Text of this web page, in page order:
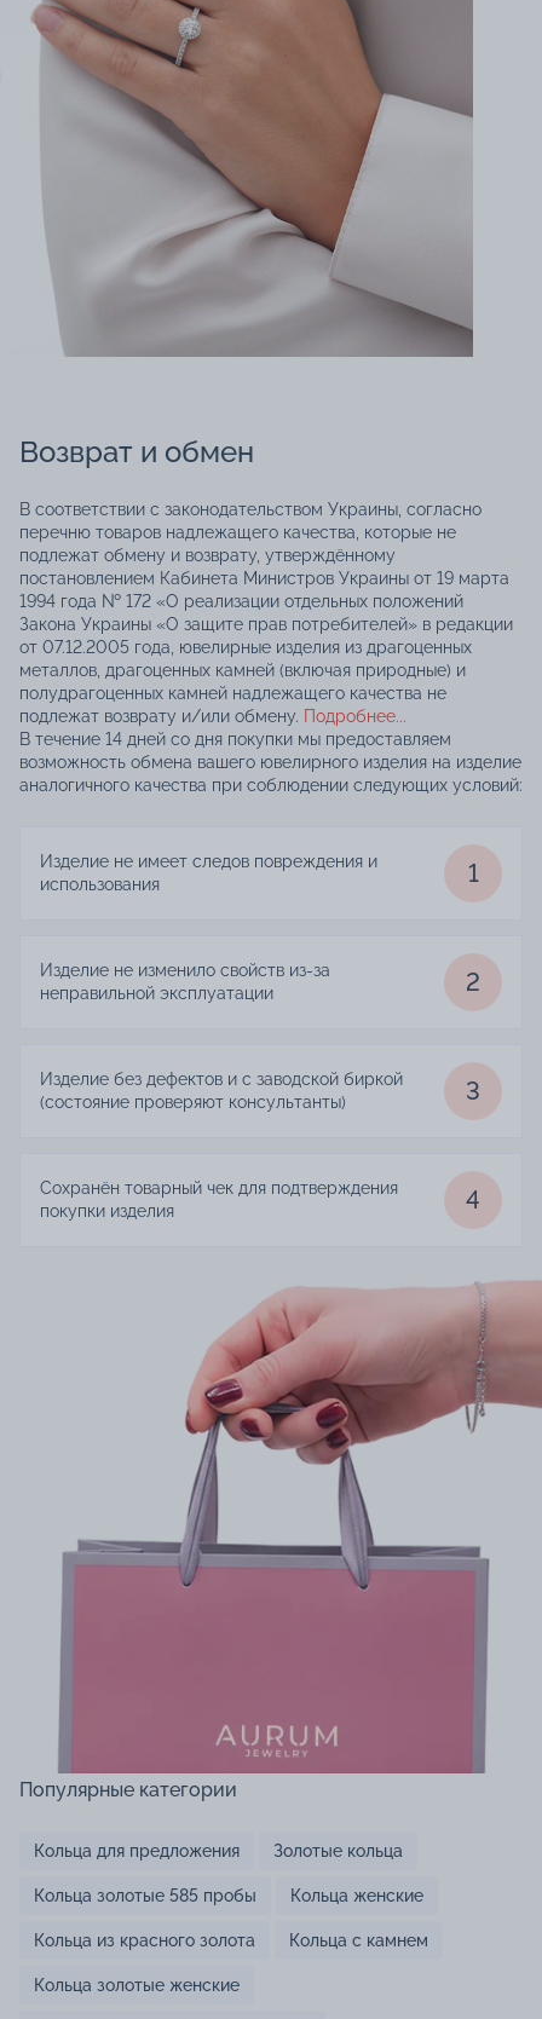
Возврат и обмен
В соответствии с законодательством Украины, согласно
перечню товаров надлежащего качества, которые не
подлежат обмену и возврату, утверждённому
постановлением Кабинета Министров Украины от 19 марта
1994 года № 172 «О реализации отдельных положений
Закона Украины «О защите прав потребителей» в редакции
от 07.12.2005 года, ювелирные изделия из драгоценных
металлов, драгоценных камней (включая природные) и
полудрагоценных камней надлежащего качества не
подлежат возврату и/или обмену. Подробнее...
В течение 14 дней со дня покупки мы предоставляем
возможность обмена вашего ювелирного изделия на изделие
аналогичного качества при соблюдении следующих условий:
Изделие не имеет следов повреждения и
использования
1
Изделие не изменило свойств из-за
неправильной эксплуатации
2
Изделие без дефектов и с заводской биркой
(состояние проверяют консультанты)
3
Сохранён товарный чек для подтверждения
покупки изделия
4
Популярные категории
Кольца для предложения Золотые кольца
Кольца золотые 585 пробы Кольца женские
Кольца из красного золота Кольца с камнем
Кольца золотые женские